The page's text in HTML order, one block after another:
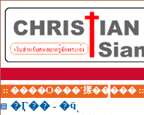
:: ����Ѻ���ʹ㨾����� ::
�Ӷ�� - �ӵͺ